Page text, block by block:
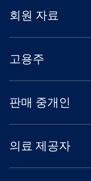
회원 자료
고용주
판매 중개인
의료 제공자